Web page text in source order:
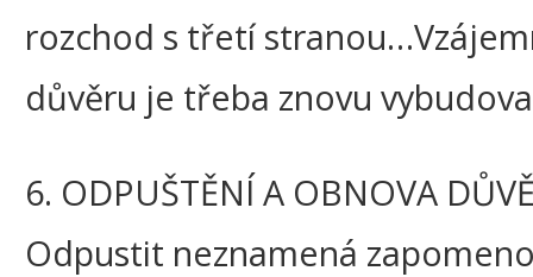
rozchod s třetí
důvěru je třeba znovu
6. ODPUŠTĚNÍ A OBNOVA
Odpustit neznamená